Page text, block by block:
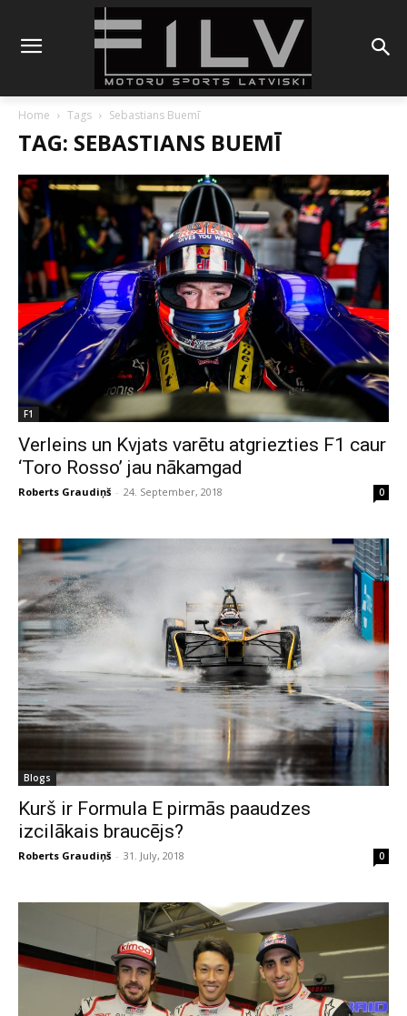
Home Tags Sebastians Buemī
TAG: SEBASTIANS BUEMĪ
F1
Verleins un Kvjats varētu atgriezties F1 caur
‘Toro Rosso’ jau nākamgad
Roberts Graudiņš - 24. September, 2018 0
Blogs
Kurš ir Formula E pirmās paaudzes
izcilākais braucējs?
Roberts Graudiņš - 31. July, 2018 0